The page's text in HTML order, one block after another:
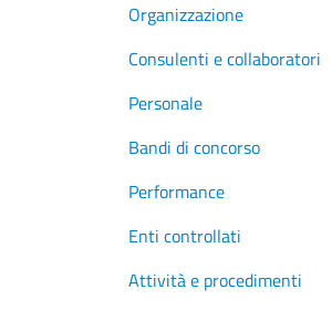
Organizzazione
Consulenti e collaboratori
Personale
Bandi di concorso
Performance
Enti controllati
Attività e procedimenti